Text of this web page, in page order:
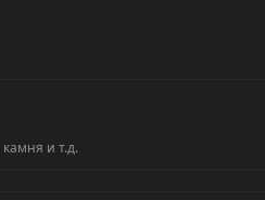
и т.д.